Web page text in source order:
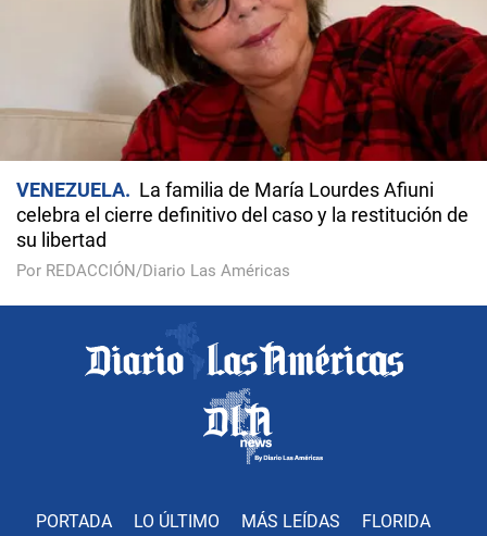
VENEZUELA
La familia de María Lourdes Afiuni
celebra el cierre definitivo del caso y la restitución de
su libertad
Por REDACCIÓN/Diario Las Américas
PORTADA LO ÚLTIMO MÁS LEÍDAS FLORIDA